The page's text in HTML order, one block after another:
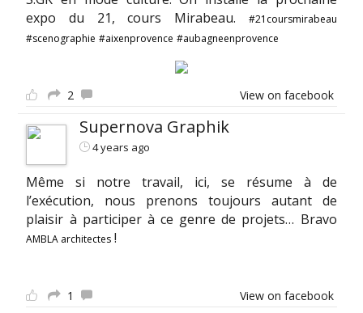
expo du 21, cours Mirabeau.
#21coursmirabeau
#scenographie #aixenprovence #aubagneenprovence
2 View on facebook
Supernova Graphik
4 years ago
Même si notre travail, ici, se résume à de
l’exécution, nous prenons toujours autant de
plaisir à participer à ce genre de projets… Bravo
AMBLA architectes !
1 View on facebook